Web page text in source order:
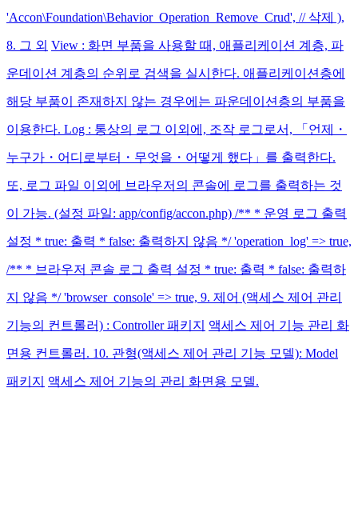
'Accon\Foundation\Behavior_Operation_Remove_Crud', // 삭제 ),
8. 그 외 View : 화면 부품을 사용할 때, 애플리케이션 계층, 파
운데이션 계층의 순위로 검색을 실시한다. 애플리케이션층에
해당 부품이 존재하지 않는 경우에는 파운데이션층의 부품을
이용한다. Log : 통상의 로그 이외에, 조작 로그로서, 「언제・
누구가・어디로부터・무엇을・어떻게 했다」를 출력한다.
또, 로그 파일 이외에 브라우저의 콘솔에 로그를 출력하는 것
이 가능. (설정 파일: app/config/accon.php) /** * 운영 로그 출력
설정 * true: 출력 * false: 출력하지 않음 */ 'operation_log' => true,
/** * 브라우저 콘솔 로그 출력 설정 * true: 출력 * false: 출력하
지 않음 */ 'browser_console' => true, 9. 제어 (액세스 제어 관리
기능의 컨트롤러) : Controller 패키지 액세스 제어 기능 관리 화
면용 컨트롤러. 10. 관형(액세스 제어 관리 기능 모델): Model
패키지 액세스 제어 기능의 관리 화면용 모델.